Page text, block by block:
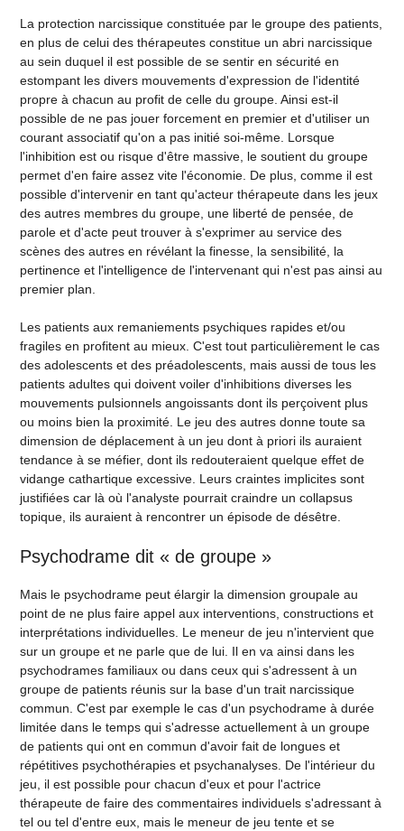
La protection narcissique constituée par le groupe des patients,
en plus de celui des thérapeutes constitue un abri narcissique
au sein duquel il est possible de se sentir en sécurité en
estompant les divers mouvements d'expression de l'identité
propre à chacun au profit de celle du groupe. Ainsi est-il
possible de ne pas jouer forcement en premier et d'utiliser un
courant associatif qu'on a pas initié soi-même. Lorsque
l'inhibition est ou risque d'être massive, le soutient du groupe
permet d'en faire assez vite l'économie. De plus, comme il est
possible d'intervenir en tant qu'acteur thérapeute dans les jeux
des autres membres du groupe, une liberté de pensée, de
parole et d'acte peut trouver à s'exprimer au service des
scènes des autres en révélant la finesse, la sensibilité, la
pertinence et l'intelligence de l'intervenant qui n'est pas ainsi au
premier plan.
Les patients aux remaniements psychiques rapides et/ou
fragiles en profitent au mieux. C'est tout particulièrement le cas
des adolescents et des préadolescents, mais aussi de tous les
patients adultes qui doivent voiler d'inhibitions diverses les
mouvements pulsionnels angoissants dont ils perçoivent plus
ou moins bien la proximité. Le jeu des autres donne toute sa
dimension de déplacement à un jeu dont à priori ils auraient
tendance à se méfier, dont ils redouteraient quelque effet de
vidange cathartique excessive. Leurs craintes implicites sont
justifiées car là où l'analyste pourrait craindre un collapsus
topique, ils auraient à rencontrer un épisode de désêtre.
Psychodrame dit « de groupe »
Mais le psychodrame peut élargir la dimension groupale au
point de ne plus faire appel aux interventions, constructions et
interprétations individuelles. Le meneur de jeu n'intervient que
sur un groupe et ne parle que de lui. Il en va ainsi dans les
psychodrames familiaux ou dans ceux qui s'adressent à un
groupe de patients réunis sur la base d'un trait narcissique
commun. C'est par exemple le cas d'un psychodrame à durée
limitée dans le temps qui s'adresse actuellement à un groupe
de patients qui ont en commun d'avoir fait de longues et
répétitives psychothérapies et psychanalyses. De l'intérieur du
jeu, il est possible pour chacun d'eux et pour l'actrice
thérapeute de faire des commentaires individuels s'adressant à
tel ou tel d'entre eux, mais le meneur de jeu tente et se